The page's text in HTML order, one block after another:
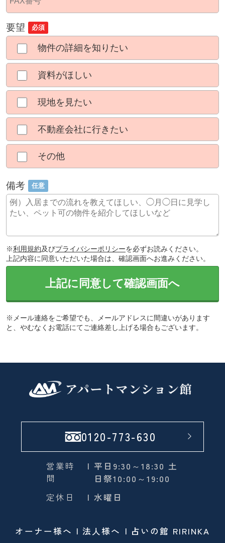
要望 必須
物件の詳細を知りたい
資料がほしい
現地を見たい
不動産会社に行きたい
その他
備考 任意
※利用規約及びプライバシーポリシーを必ずお読みください。
上記内容に同意いただいた場合は、確認画面へお進みください。
上記に同意して確認画面へ
※メール連絡をご希望でも、メールアドレスに間違いがあります
と、やむなくお電話にてご連絡差し上げる場合もございます。
0120-773-630
営業時
間
| 平日9:30～18:30 土
日祭10:00～19:00
定休日
| 水曜日
オーナー様へ 法人様へ 占いの館 RIRINKA